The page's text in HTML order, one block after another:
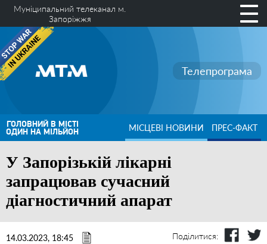
Муніципальний телеканал м.
Запоріжжя
Телепрограма
ГОЛОВНИЙ В МІСТІ
ОДИН НА МІЛЬЙОН МІСЦЕВІ НОВИНИ ПРЕС-ФАКТ
У Запорізькій лікарні
запрацював сучасний
діагностичний апарат
14.03.2023, 18:45 Поділитися: